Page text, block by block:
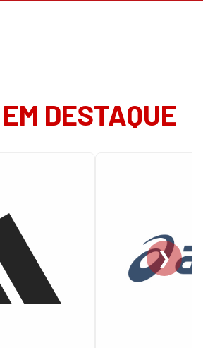
DESTAQUE
❯